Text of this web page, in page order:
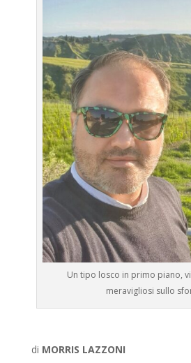
Un tipo losco in primo piano,
meravigliosi sullo
di MORRIS LAZZONI